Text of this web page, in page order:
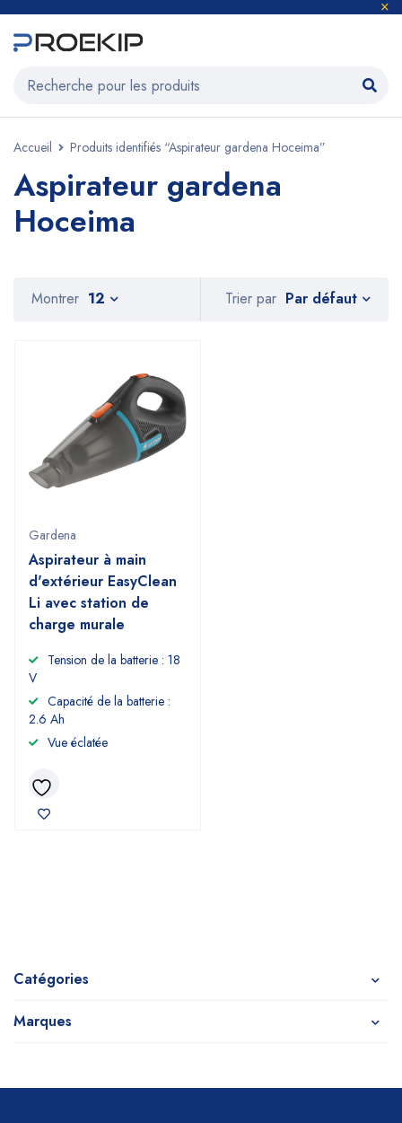
Accueil Produits identifiés “Aspirateur gardena Hoceima”
Aspirateur gardena
Hoceima
Catégories
Marques
Trier par Par défaut
Montrer 12
Gardena
Aspirateur à main
d'extérieur EasyClean
Li avec station de
charge murale
Tension de la batterie : 18
V
Capacité de la batterie :
2.6 Ah
Vue éclatée